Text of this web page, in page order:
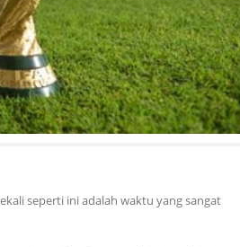
seperti ini adalah waktu yang sangat